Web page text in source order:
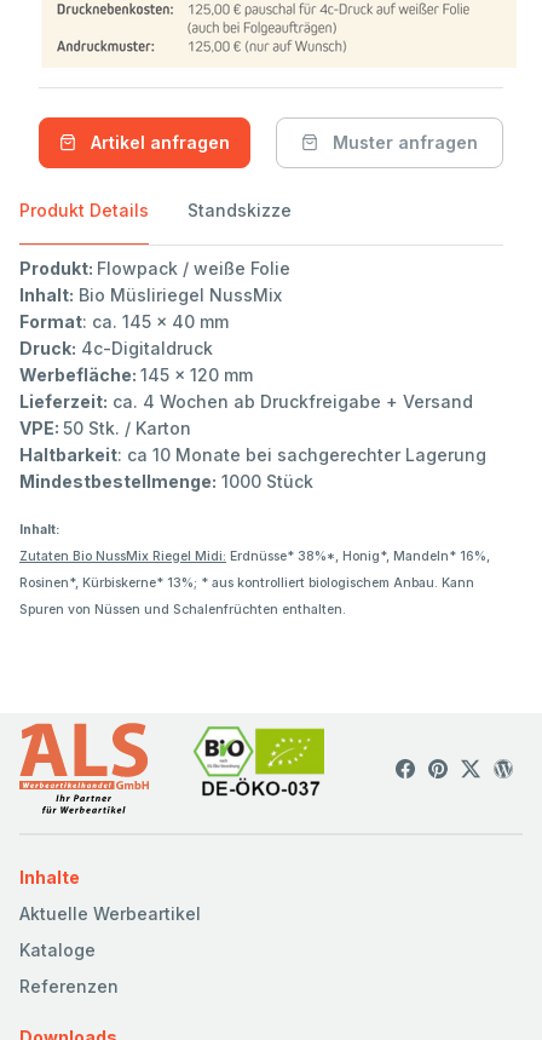
Artikel anfragen Muster anfragen
Produkt Details Standskizze
Produkt: Flowpack / weiße Folie
Inhalt: Bio Müsliriegel NussMix
Format: ca. 145 x 40 mm
Druck: 4c-Digitaldruck
Werbefläche: 145 x 120 mm
Lieferzeit: ca. 4 Wochen ab Druckfreigabe + Versand
VPE: 50 Stk. / Karton
Haltbarkeit: ca 10 Monate bei sachgerechter Lagerung
Mindestbestellmenge: 1000 Stück
Inhalt:
Zutaten Bio NussMix Riegel Midi: Erdnüsse* 38%*, Honig*, Mandeln* 16%,
Rosinen*, Kürbiskerne* 13%; * aus kontrolliert biologischem Anbau. Kann
Spuren von Nüssen und Schalenfrüchten enthalten.
Inhalte
Aktuelle Werbeartikel
Kataloge
Referenzen